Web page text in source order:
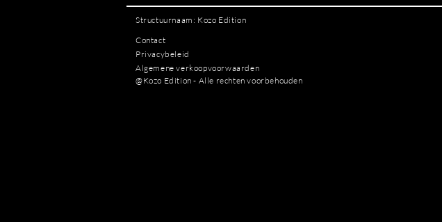
Structuurnaam: Kozo Edition
Contact
Privacybeleid
Algemene verkoopvoorwaarden
@Kozo Edition - Alle rechten voorbehouden